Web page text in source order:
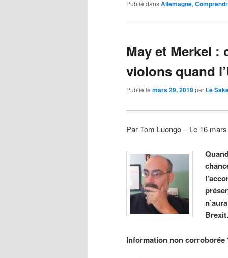
Publié dansAllemagne,
May et Merkel
violons quand
Publié le mars 29, 2019par Le
Par Tom Luongo – Le 16
Information non